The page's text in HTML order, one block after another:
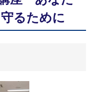
るために